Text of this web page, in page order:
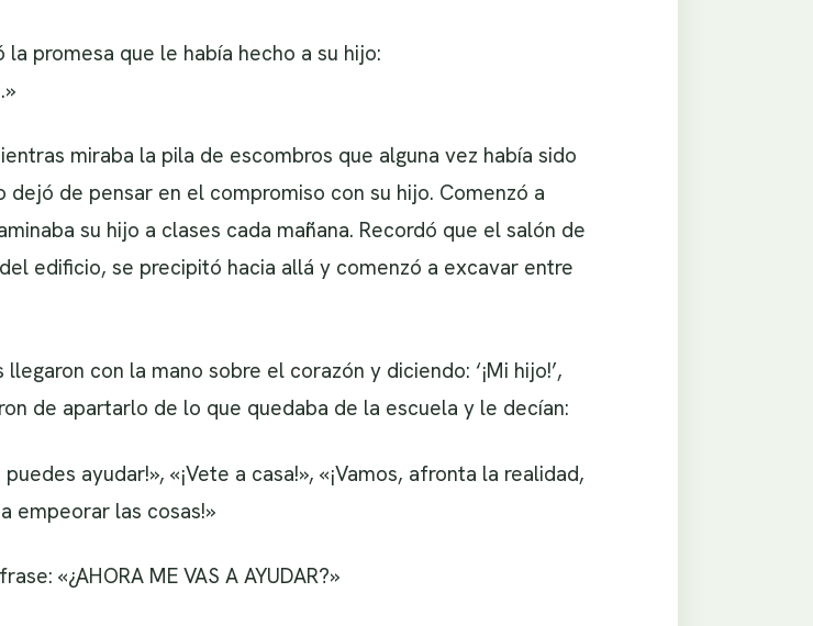
promesa que le había hecho a su hijo:
miraba la pila de escombros que alguna vez había sido
de pensar en el compromiso con su hijo. Comenzó a
su hijo a clases cada mañana. Recordó que el salón de
edificio, se precipitó hacia allá y comenzó a excavar entre
con la mano sobre el corazón y diciendo: ‘¡Mi hijo!’,
de apartarlo de lo que quedaba de la escuela y le decían:
ayudar!», «¡Vete a casa!», «¡Vamos, afronta la realidad,
empeorar las cosas!»
«¿AHORA ME VAS A AYUDAR?»